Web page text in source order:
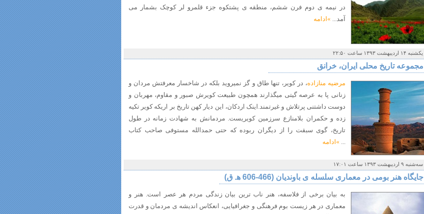
در نیمه ی دوم فرن ششم، منطقه ی پشتکوه جزء قلمرو لر کوچک بشمار می
آمد... »ادامه
یکشنبه ۱۴ اردیبهشت ۱۳۹۳ ساعت ۲۲:۵۰
مجموعه تاریخ محلی ایران، خرانق
مرضیه منازاده، در کویر، تنها طاق و گز نمی­روید بلکه در شاخسار معرفتش مردان و
زنانی پا به عرصه گیتی می­گذارند همچون طبیعت کویرش صبور و مقاوم، مهربان و
دوست داشتنی پرتلاش و غیرتمند.اینک اردکان، این دیار کهن تاریخ بر اریکه کویر تکیه
زده و حکمران بلامنازع سرزمین کویریست. مردمانش به شهادت زمانه در طول
تاریخ، گوی سبقت را از دیگران ربوده که حتی حمدالله مستوفی صاحب کتاب
... »ادامه
سه‌شنبه ۹ اردیبهشت ۱۳۹۳ ساعت ۱۷:۰۱
جایگاه هنر بومی در معماری سلسله ی باوندیان (466-606 ﻫ. ق)
به بیان برخی از فلاسفه، هنر ناب ترین بیان زندگی مردم هر عصر است. هنر و
معماری در هر زیست بوم فرهنگی و جغرافیایی، انعکاس اندیشه ی مردمان و قدرت